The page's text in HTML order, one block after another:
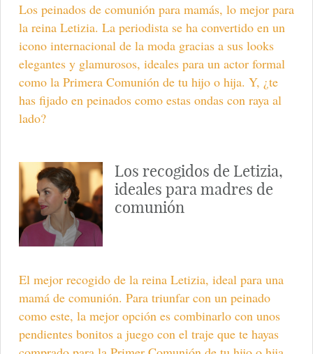
Los peinados de comunión para mamás, lo mejor para
la reina Letizia. La periodista se ha convertido en un
icono internacional de la moda gracias a sus looks
elegantes y glamurosos, ideales para un actor formal
como la Primera Comunión de tu hijo o hija. Y, ¿te
has fijado en peinados como estas ondas con raya al
lado?
Los recogidos de Letizia,
ideales para madres de
comunión
El mejor recogido de la reina Letizia, ideal para una
mamá de comunión. Para triunfar con un peinado
como este, la mejor opción es combinarlo con unos
pendientes bonitos a juego con el traje que te hayas